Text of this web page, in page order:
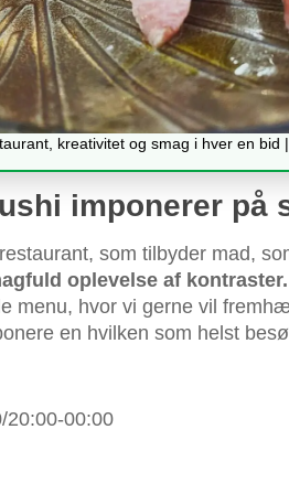
kreativitet og smag i hver en bid
imponerer på
som tilbyder mad,
oplevelse af kontraster.
menu, hvor vi gerne vil
en hvilken som helst
20:00-00:00